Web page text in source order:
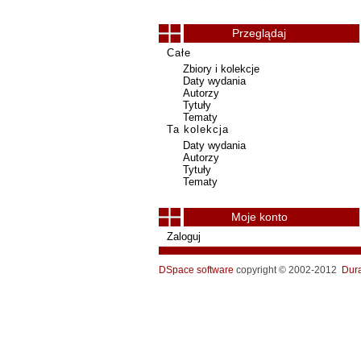
Przeglądaj
Całe
Zbiory i kolekcje
Daty wydania
Autorzy
Tytuły
Tematy
Ta kolekcja
Daty wydania
Autorzy
Tytuły
Tematy
Moje konto
Zaloguj
DSpace software copyright © 2002-2012